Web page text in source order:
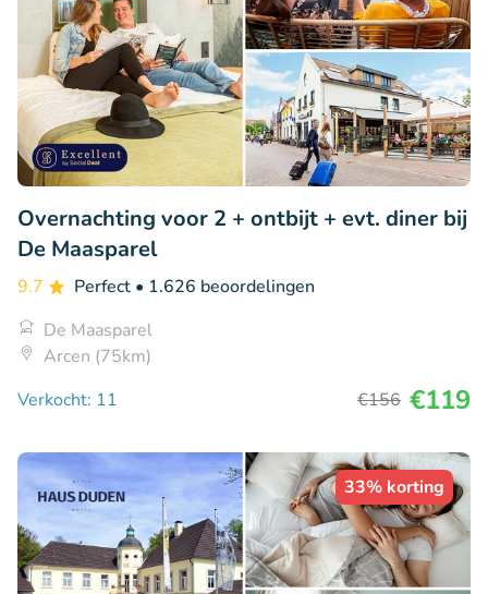
Overnachting voor 2 + ontbijt + evt. diner bij
De Maasparel
9.7 Perfect • 1.626 beoordelingen
De Maasparel
Arcen (75km)
Verkocht: 11
€156 €119
33% korting